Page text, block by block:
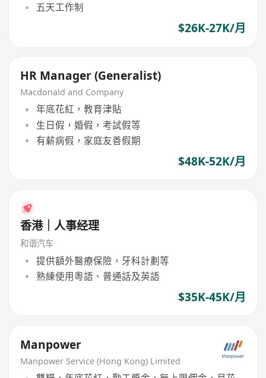
五天工作制
$26K-27K/月
HR Manager (Generalist)
Macdonald and Company
年底花紅，教育津貼
生日假，婚假，考試假等
有薪病假，家庭友善假期
$48K-52K/月
香港｜人事经理
和谐汽车
提供額外醫療保險，牙科計劃等
熟練使用粵語、普通話及英語
$35K-45K/月
Manpower
Manpower Service (Hong Kong) Limited